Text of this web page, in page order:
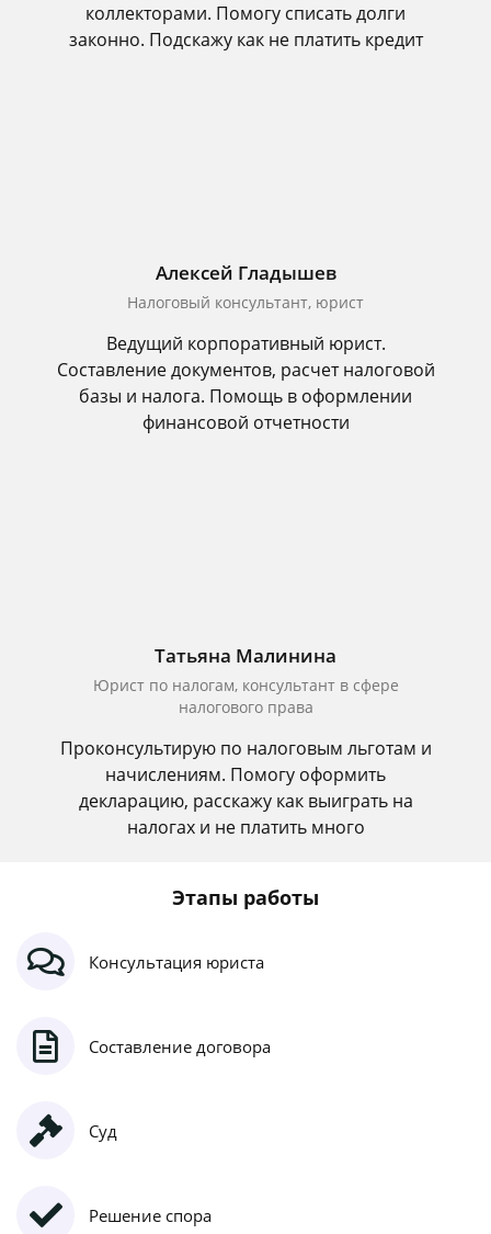
коллекторами. Помогу списать долги
законно. Подскажу как не платить кредит
Алексей Гладышев
Налоговый консультант, юрист
Ведущий корпоративный юрист.
Составление документов, расчет налоговой
базы и налога. Помощь в оформлении
финансовой отчетности
Татьяна Малинина
Юрист по налогам, консультант в сфере
налогового права
Проконсультирую по налоговым льготам и
начислениям. Помогу оформить
декларацию, расскажу как выиграть на
налогах и не платить много
Этапы работы
Консультация юриста
Составление договора
Суд
Решение спора